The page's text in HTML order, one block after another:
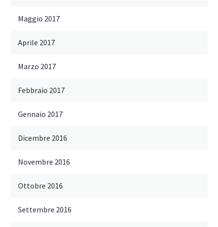
Maggio 2017
Aprile 2017
Marzo 2017
Febbraio 2017
Gennaio 2017
Dicembre 2016
Novembre 2016
Ottobre 2016
Settembre 2016